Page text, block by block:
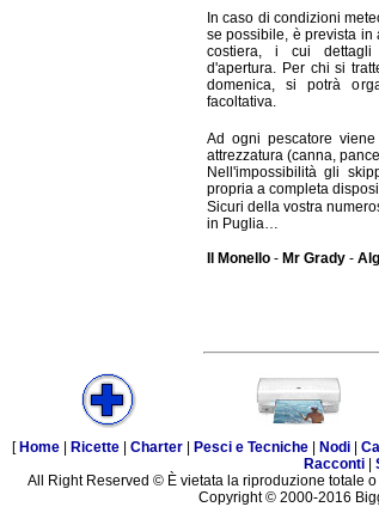
In caso di condizioni
se possibile, è prevista in
costiera, i cui
d'apertura. Per chi si
domenica, si potrà
facoltativa.
Ad ogni pescatore
attrezzatura (canna,
Nell'impossibilità gli
propria a completa
Sicuri della vostra
in Puglia…
Il Monello - Mr Grady -
[ Home Ricette Charter Pesci e Tecniche Nodi
Racconti|
All Right Reserved © È vietata la riproduzione totale
Copyright © 2000-2016